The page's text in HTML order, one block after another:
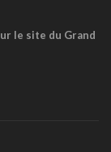
le site du Grand